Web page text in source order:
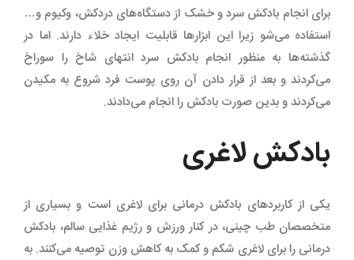
برای انجام بادکش سرد و خشک از دستگاه‌های دردکش، وکیوم و…
استفاده می‌شو زیرا این ابزارها قابلیت ایجاد خلاء دارند. اما در
گذشته‌ها به منظور انجام بادکش سرد انتهای شاخ را سوراخ
می‌کردند و بعد از قرار دادن آن روی پوست فرد شروع به مکیدن
می‌کردند و بدین صورت بادکش را انجام می‌دادند.
بادکش لاغری
یکی از کاربردهای بادکش درمانی برای لاغری است و بسیاری از
متخصصان طب چینی، در کنار ورزش و رژیم غذایی سالم، بادکش
درمانی را برای لاغری شکم و کمک به کاهش وزن توصیه می‌کنند. به